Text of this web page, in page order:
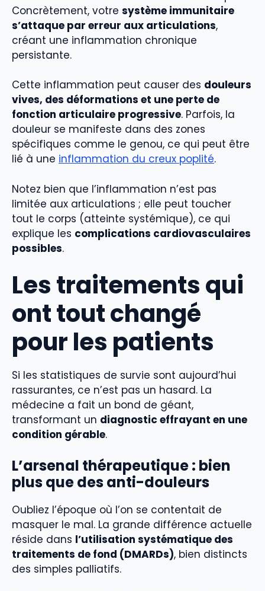
Concrètement, votre système immunitaire
s’attaque par erreur aux articulations,
créant une inflammation chronique
persistante.
Cette inflammation peut causer des douleurs
vives, des déformations et une perte de
fonction articulaire progressive. Parfois, la
douleur se manifeste dans des zones
spécifiques comme le genou, ce qui peut être
lié à une inflammation du creux poplité.
Notez bien que l’inflammation n’est pas
limitée aux articulations ; elle peut toucher
tout le corps (atteinte systémique), ce qui
explique les complications cardiovasculaires
possibles.
Les traitements qui
ont tout changé
pour les patients
Si les statistiques de survie sont aujourd’hui
rassurantes, ce n’est pas un hasard. La
médecine a fait un bond de géant,
transformant un diagnostic effrayant en une
condition gérable.
L’arsenal thérapeutique : bien
plus que des anti-douleurs
Oubliez l’époque où l’on se contentait de
masquer le mal. La grande différence actuelle
réside dans l’utilisation systématique des
traitements de fond (DMARDs), bien distincts
des simples palliatifs.